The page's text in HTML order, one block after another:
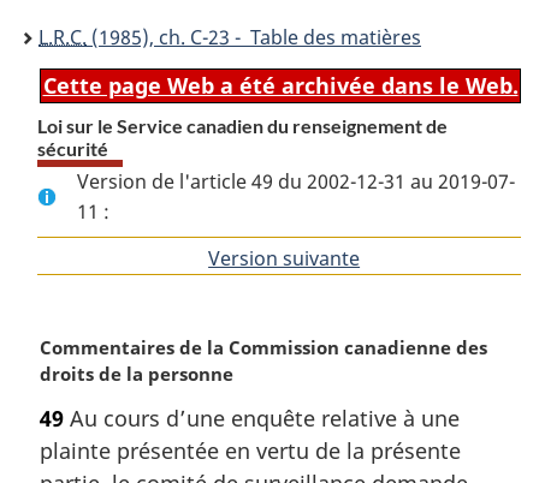
L.R.C. (1985), ch. C-23 - Table des matières
Cette page Web a été archivée dans le Web.
Loi sur le Service canadien du renseignement de
sécurité
Version de l'article 49 du 2002-12-31 au 2019-07-
11 :
Version suivante
N
o
e
m
Commentaires de la Commission canadienne des
droits de la personne
49 Au cours d’une enquête relative à une
plainte présentée en vertu de la présente